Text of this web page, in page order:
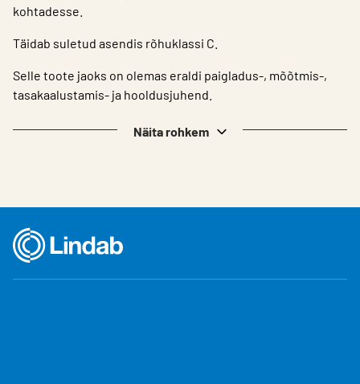
kohtadesse.
Täidab suletud asendis rõhuklassi C.
Selle toote jaoks on olemas eraldi paigladus-, mõõtmis-,
tasakaalustamis- ja hooldusjuhend.
Näita rohkem